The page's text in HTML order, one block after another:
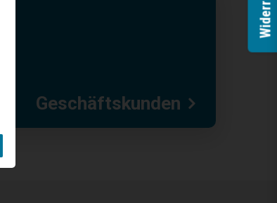
Geschäftskunden
Widerruf